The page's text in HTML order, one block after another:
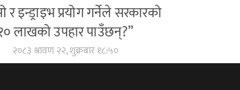
इन्ड्राइभ प्रयोग गर्नेले सरकारको
लाखको उपहार पाउँछन्?”
२०८३ श्रावण २२, शुक्रबार १८:५०